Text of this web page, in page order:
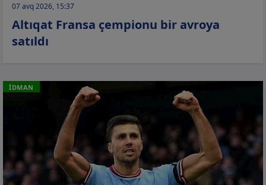
07 avq 2026, 15:37
Altıqat Fransa çempionu bir avroya
satıldı
İDMAN